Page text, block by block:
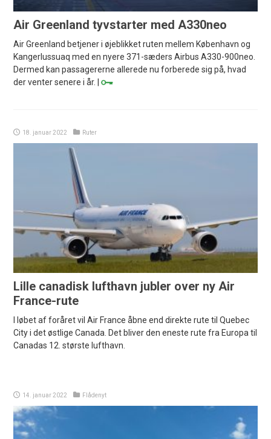
Air Greenland tyvstarter med A330neo
Air Greenland betjener i øjeblikket ruten mellem København og
Kangerlussuaq med en nyere 371-sæders Airbus A330-900neo.
Dermed kan passagererne allerede nu forberede sig på, hvad
der venter senere i år. |
18. januar 2022 Ruter
Lille canadisk lufthavn jubler over ny Air
France-rute
I løbet af foråret vil Air France åbne end direkte rute til Quebec
City i det østlige Canada. Det bliver den eneste rute fra Europa til
Canadas 12. største lufthavn.
14. januar 2022 Flådenyt